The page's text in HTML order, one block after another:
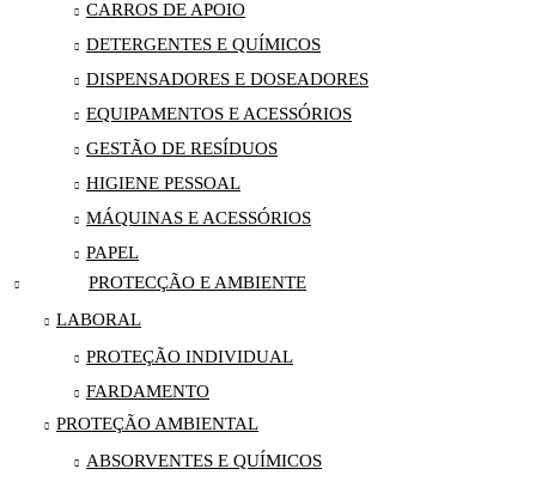
CARROS DE APOIO
DETERGENTES E QUÍMICOS
DISPENSADORES E DOSEADORES
EQUIPAMENTOS E ACESSÓRIOS
GESTÃO DE RESÍDUOS
HIGIENE PESSOAL
MÁQUINAS E ACESSÓRIOS
PAPEL
PROTECÇÃO E AMBIENTE
LABORAL
PROTEÇÃO INDIVIDUAL
FARDAMENTO
PROTEÇÃO AMBIENTAL
ABSORVENTES E QUÍMICOS